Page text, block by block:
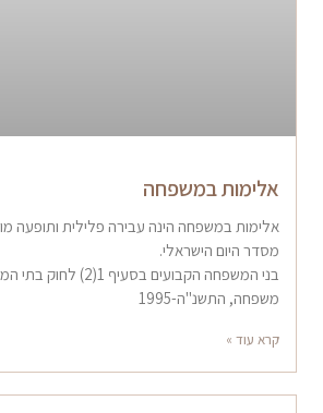
אלימות במשפחה
אלימות במשפחה הינה עבירה פלילית ותופעה
מסדר היום הישראלי.
בני המשפחה הקבועים בסעיף
משפחה, התשנ"ה-1995
קרא עוד »